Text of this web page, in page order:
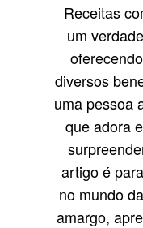
Receitas
um
diversos
uma pessoa
que adora
artigo é
no mundo
amargo,